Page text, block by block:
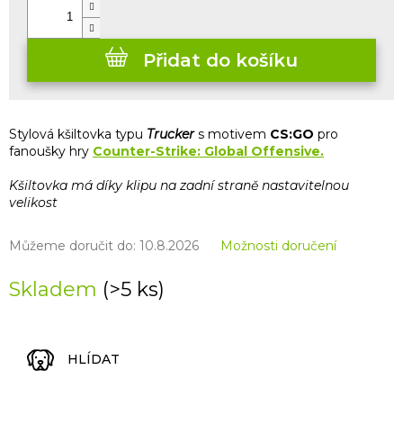
Skladem (>5 ks)
Můžeme doručit do: 10.8.2026 Možnosti doručení
Přidat do košíku
Stylová kšiltovka typu Trucker s motivem CS:GO pro
fanoušky hry Counter-Strike: Global Offensive.
Kšiltovka má díky klipu na zadní straně nastavitelnou
velikost
HLÍDAT